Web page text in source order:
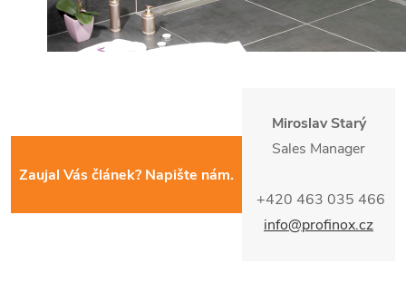
Miroslav Starý
Sales Manager
+420 463 035 466
info@profinox.cz
Zaujal Vás článek? Napište nám.